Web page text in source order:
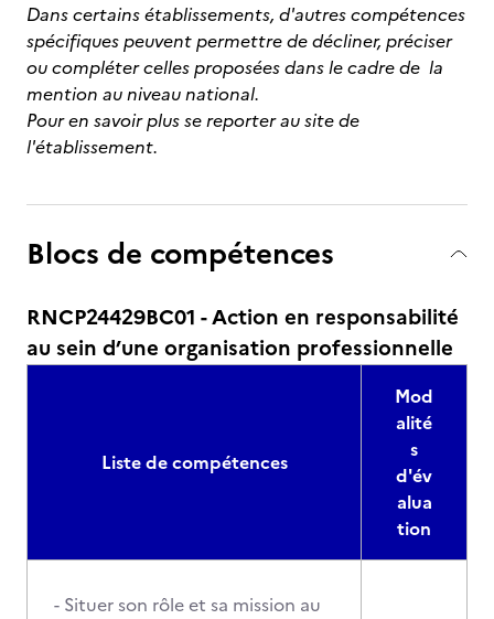
Dans certains établissements, d'autres compétences
spécifiques peuvent permettre de décliner, préciser
ou compléter celles proposées dans le cadre de la
mention au niveau national.
Pour en savoir plus se reporter au site de
l'établissement.
Blocs de compétences
RNCP24429BC01 - Action en responsabilité
au sein d’une organisation professionnelle
Liste de compétences
Mod
alité
s
d'év
alua
tion
- Situer son rôle et sa mission au